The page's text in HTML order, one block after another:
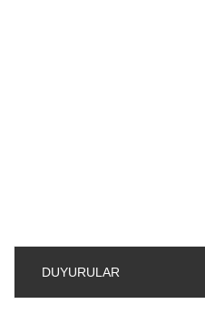
DUYURULAR